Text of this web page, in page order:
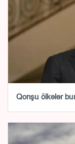
Qonşu ölkələr